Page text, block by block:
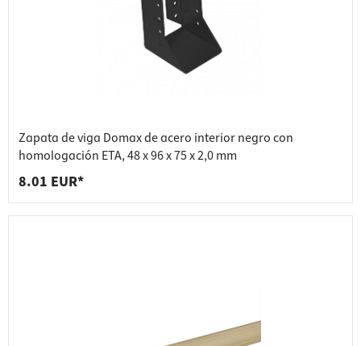
Zapata de viga Domax de acero interior negro con
homologación ETA, 48 x 96 x 75 x 2,0 mm
8.01 EUR*